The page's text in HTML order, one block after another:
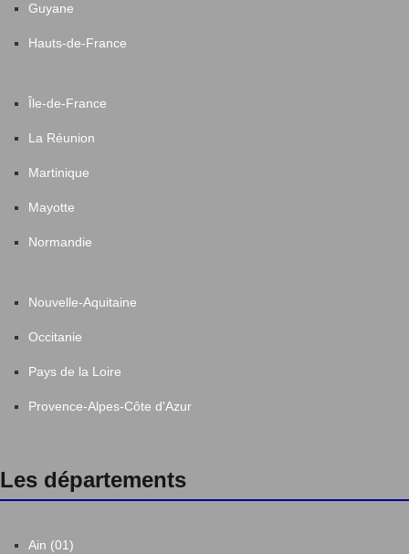
Guyane
Hauts-de-France
Île-de-France
La Réunion
Martinique
Mayotte
Normandie
Nouvelle-Aquitaine
Occitanie
Pays de la Loire
Provence-Alpes-Côte d'Azur
Les départements
Ain (01)